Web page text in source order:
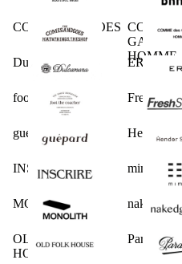
COMESANDGOES COMME
HOMME
Dulcamara ERA.
foot the coacher
guepard Hender
INSCRIRE mimie
MONOLITH nakedgauge
OLD FOLK
HOUSE
Paraboot